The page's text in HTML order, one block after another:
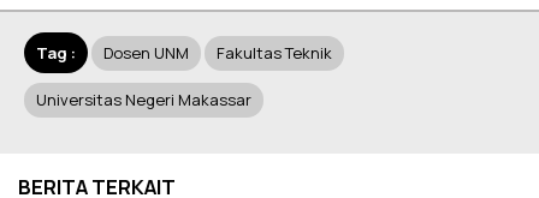
Tag : Dosen UNM Fakultas Teknik
Universitas Negeri Makassar
BERITA TERKAIT